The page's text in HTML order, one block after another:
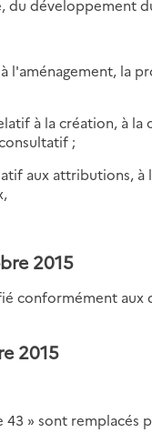
du développement
l'aménagement, la
à la création, à
;
aux attributions,
2015
conformément aux
2015
» sont remplacés